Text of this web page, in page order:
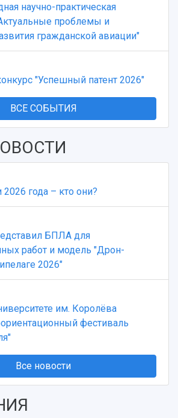
научно-практическая
проблемы и
гражданской авиации"
"Успешный патент 2026"
ВСЕ СОБЫТИЯ
года – кто они?
БПЛА для
работ и модель "Дрон-
2026"
им. Королёва
фестиваль
Все новости